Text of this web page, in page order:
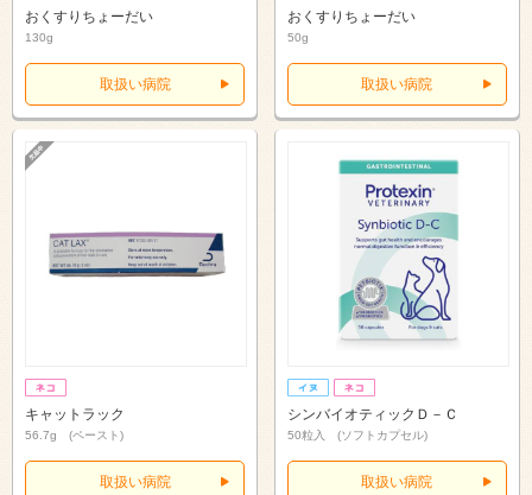
おくすりちょーだい
130g
取扱い病院
おくすりちょーだい
50g
取扱い病院
キャットラック
56.7g (ペースト)
取扱い病院
シンバイオティックＤ－Ｃ
50粒入 (ソフトカプセル)
取扱い病院